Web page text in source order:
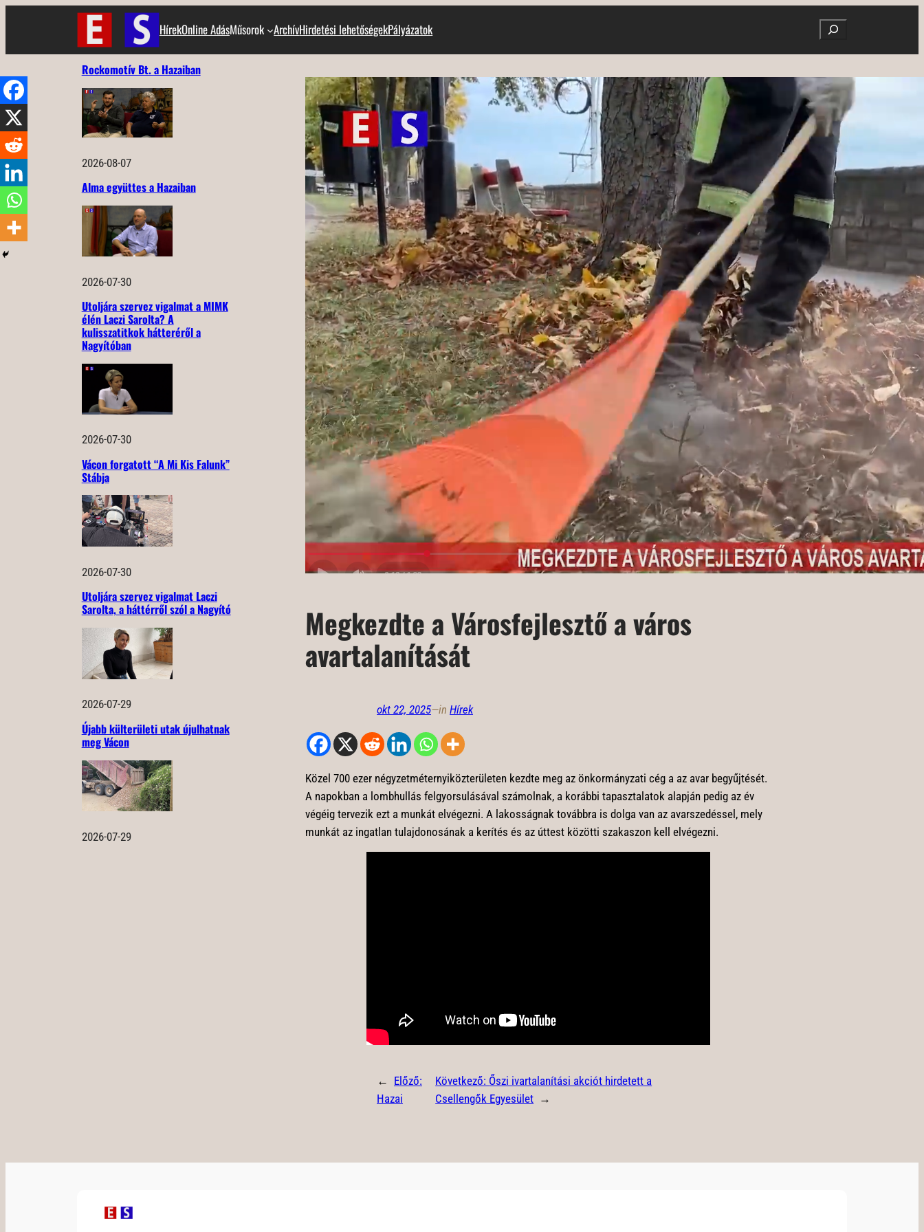
HírekOnline AdásMűsorok ArchívHirdetési lehetőségekPályázatok Search
Rockomotív Bt. a Hazaiban
2026-08-07
Alma együttes a Hazaiban
2026-07-30
Utoljára szervez vigalmat a MIMK
élén Laczi Sarolta? A
kulisszatitkok hátteréről a
Nagyítóban
2026-07-30
Vácon forgatott “A Mi Kis Falunk”
Stábja
2026-07-30
Utoljára szervez vigalmat Laczi
Sarolta, a háttérről szól a Nagyító
2026-07-29
Újabb külterületi utak újulhatnak
meg Vácon
2026-07-29
Megkezdte a Városfejlesztő a város
avartalanítását
okt 22, 2025—in Hírek
Közel 700 ezer négyzetméternyiközterületen kezdte meg az önkormányzati cég a az avar begyűjtését.
A napokban a lombhullás felgyorsulásával számolnak, a korábbi tapasztalatok alapján pedig az év
végéig tervezik ezt a munkát elvégezni. A lakosságnak továbbra is dolga van az avarszedéssel, mely
munkát az ingatlan tulajdonosának a kerítés és az úttest közötti szakaszon kell elvégezni.
← Előző:
Hazai
Következő: Őszi ivartalanítási akciót hirdetett a
Csellengők Egyesület →